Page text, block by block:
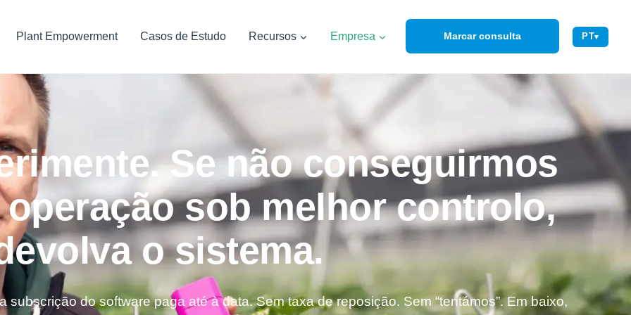
Plant Empowerment Casos de Estudo Recursos Empresa Marcar consulta PT▾
Se não conseguirmos
sob melhor controlo,
o sistema.
do software paga até à data. Sem taxa de reposição. Sem “tentámos”. Em baixo,